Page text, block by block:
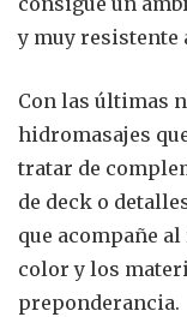
y muy resistente
Con las últimas
hidromasajes
tratar de
de deck o
que acompañe
color y los
preponderancia.